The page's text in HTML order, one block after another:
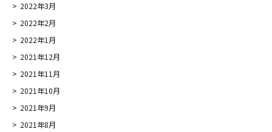
2022年3月
2022年2月
2022年1月
2021年12月
2021年11月
2021年10月
2021年9月
2021年8月